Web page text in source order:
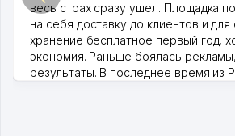
весь страх сразу ушел. Площадка
на себя доставку до клиентов и
хранение бесплатное первый год,
экономия. Раньше боялась
результаты. В последнее время из